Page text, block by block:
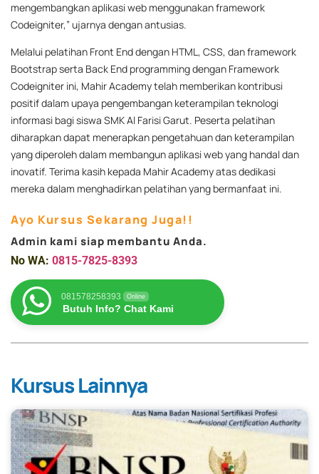
mengembangkan aplikasi web menggunakan framework
Codeigniter,” ujarnya dengan antusias.
Melalui pelatihan Front End dengan HTML, CSS, dan framework
Bootstrap serta Back End programming dengan Framework
Codeigniter ini, Mahir Academy telah memberikan kontribusi
positif dalam upaya pengembangan keterampilan teknologi
informasi bagi siswa SMK Al Farisi Garut. Peserta pelatihan
diharapkan dapat menerapkan pengetahuan dan keterampilan
yang diperoleh dalam membangun aplikasi web yang handal dan
inovatif. Terima kasih kepada Mahir Academy atas dedikasi
mereka dalam menghadirkan pelatihan yang bermanfaat ini.
Ayo Kursus Sekarang Juga!!
Admin kami siap membantu Anda.
No WA: 0815-7825-8393
081578258393 Online
Butuh Info? Chat Kami
Kursus Lainnya